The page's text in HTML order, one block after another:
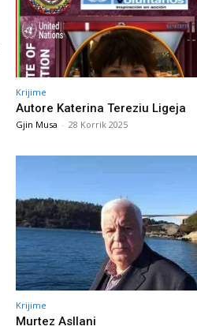
Krijime
Autore Katerina Tereziu Ligeja
Gjin Musa - 28 Korrik 2025
Krijime
Murtez Asllani